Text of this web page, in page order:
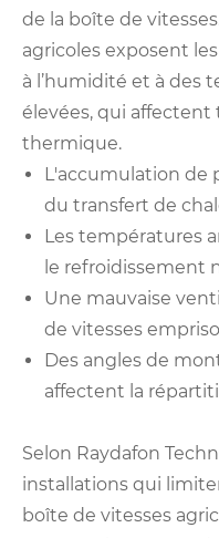
de la boîte de
agricoles exposent
à l’humidité et à des
élevées, qui affectent
thermique.
L'accumulation de
du transfert de
Les températures
le refroidissement
Une mauvaise
de vitesses
Des angles de
affectent la
Selon Raydafon
installations qui
boîte de vitesses